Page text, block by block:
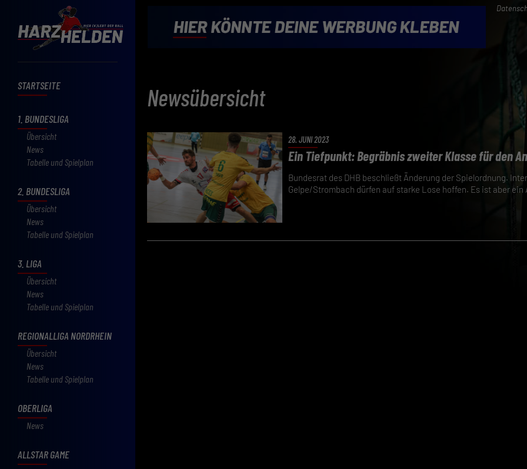
STARTSEITE
1. BUNDESLIGA
Übersicht
News
Tabelle und Spielplan
2. BUNDESLIGA
Übersicht
News
Tabelle und Spielplan
3. LIGA
Übersicht
News
Tabelle und Spielplan
REGIONALLIGA NORDRHEIN
Übersicht
News
Tabelle und Spielplan
OBERLIGA
News
ALLSTAR GAME
Newsübersicht
28. JUNI 2023
Ein Tiefpunkt: Begräbnis zweiter Klasse für den
Bundesrat des DHB beschließt Änderung der Spielordnung.
Gelpe/Strombach dürfen auf starke Lose hoffen. Es ist aber ein